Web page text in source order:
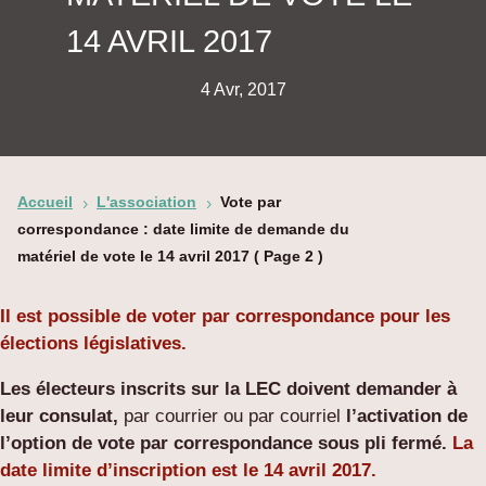
14 AVRIL 2017
4 Avr, 2017
Accueil 5 L'association 5 Vote par
correspondance : date limite de demande du
matériel de vote le 14 avril 2017 ( Page 2 )
Il est possible de voter par correspondance pour les
élections législatives.
Les électeurs inscrits sur la LEC doivent demander à
leur consulat, par courrier ou par courriel
l’activation de
l’option de vote par correspondance sous pli fermé. La
date limite d’inscription est le 14 avril 2017.